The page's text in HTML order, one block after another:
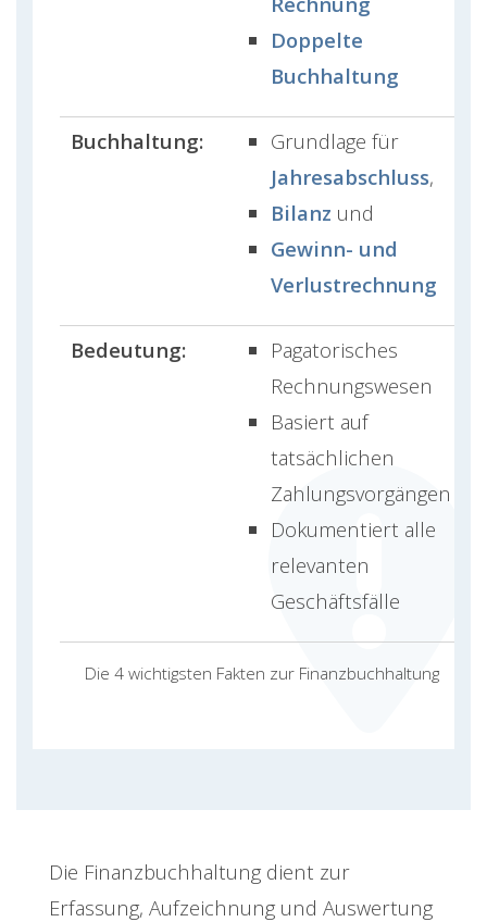
Die 4 wichtigsten Fakten zur Finanzbuchhaltung
Doppelte
Buchhaltung
Buchhaltung:
Grundlage für
Jahresabschluss,
Bilanz und
Gewinn- und
Verlustrechnung
Bedeutung:
Pagatorisches
Rechnungswesen
Basiert auf
tatsächlichen
Zahlungsvorgängen
Dokumentiert alle
relevanten
Geschäftsfälle
Die Finanzbuchhaltung dient zur
Erfassung, Aufzeichnung und Auswertung